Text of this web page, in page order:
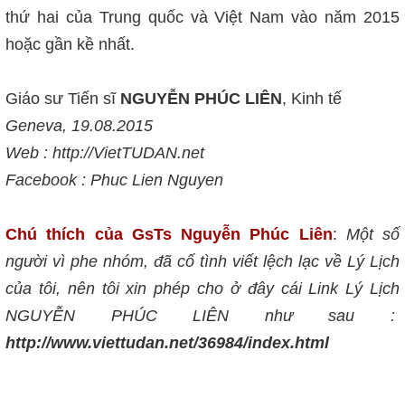
thứ hai của Trung quốc và Việt Nam vào năm 2015
hoặc gần kề nhất.
Giáo sư Tiến sĩ NGUYỄN PHÚC LIÊN, Kinh tế
Geneva, 19.08.2015
Web : http://VietTUDAN.net
Facebook : Phuc Lien Nguyen
Chú thích của GsTs Nguyễn Phúc Liên: Một số
người vì phe nhóm, đã cố tình viết lệch lạc về Lý Lịch
của tôi, nên tôi xin phép cho ở đây cái Link Lý Lịch
NGUYỄN PHÚC LIÊN như sau :
http://www.viettudan.net/36984/index.html